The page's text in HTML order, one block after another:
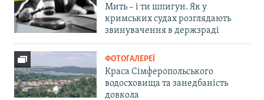
Мить – і ти шпигун. Як у
кримських судах розглядають
звинувачення в держзраді
ФОТОГАЛЕРЕЇ
Краса Сімферопольського
водосховища та занедбаність
довкола